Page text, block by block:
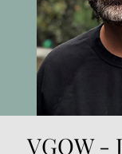
VGOW -